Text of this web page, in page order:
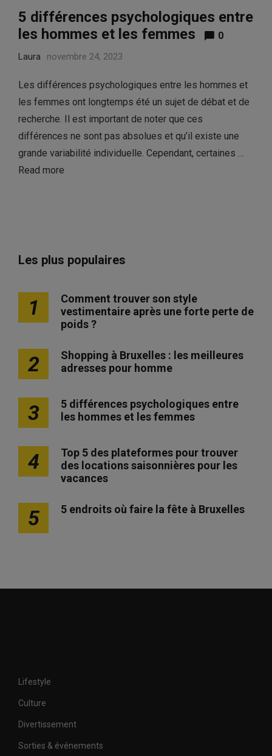
5 différences psychologiques entre
les hommes et les femmes
0
Laura novembre 24, 2023
Les différences psychologiques entre les hommes et
les femmes ont longtemps été un sujet de débat et de
recherche. Il est important de noter que ces
différences ne sont pas absolues et qu’il existe une
grande variabilité individuelle. Cependant, certaines …
Read more
Les plus populaires
1
Comment trouver son style
vestimentaire après une forte perte de
poids ?
2
Shopping à Bruxelles : les meilleures
adresses pour homme
3
5 différences psychologiques entre
les hommes et les femmes
4
Top 5 des plateformes pour trouver
des locations saisonnières pour les
vacances
5 5 endroits où faire la fête à Bruxelles
Lifestyle
Culture
Divertissement
Sorties & événements